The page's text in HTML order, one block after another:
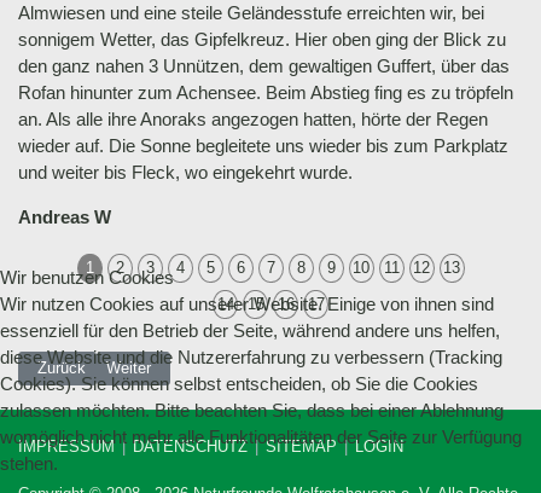
Almwiesen und eine steile Geländesstufe erreichten wir, bei
sonnigem Wetter, das Gipfelkreuz. Hier oben ging der Blick zu
den ganz nahen 3 Unnützen, dem gewaltigen Guffert, über das
Rofan hinunter zum Achensee. Beim Abstieg fing es zu tröpfeln
an. Als alle ihre Anoraks angezogen hatten, hörte der Regen
wieder auf. Die Sonne begleitete uns wieder bis zum Parkplatz
und weiter bis Fleck, wo eingekehrt wurde.
Andreas W
1 2 3 4 5 6 7 8 9 10 11 12 13
14 15 16 17
Vorheriger Beitrag: 24.06.2018 Bergwanderung zum Rauheck, 1590 m
Zurück Nächster Beitrag: 27.05.2018 Bergblumen-wanderung zum
Weiter
IMPRESSUM DATENSCHUTZ SITEMAP LOGIN
Wir benutzen Cookies
Wir nutzen Cookies auf unserer Website. Einige von ihnen sind
essenziell für den Betrieb der Seite, während andere uns helfen,
diese Website und die Nutzererfahrung zu verbessern (Tracking
Cookies). Sie können selbst entscheiden, ob Sie die Cookies
zulassen möchten. Bitte beachten Sie, dass bei einer Ablehnung
womöglich nicht mehr alle Funktionalitäten der Seite zur Verfügung
stehen.